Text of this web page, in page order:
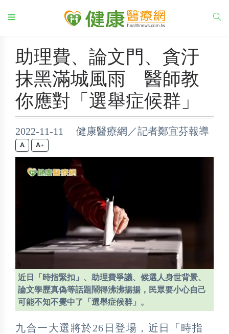
助理費、論文門、貪汙
抹黑滿城風雨 醫師教
你應對「選舉症候群」
2022-11-11 健康醫療網／記者鄭宜芬報導
+
近日「時指緊扣」、助理費爭議、候選人身世背景、
論文學歷真偽等話題鬧得沸沸揚揚，民眾要小心自己
可能不知不覺中了「選舉症候群」。
九合一大選將於26日登場，近日「時指